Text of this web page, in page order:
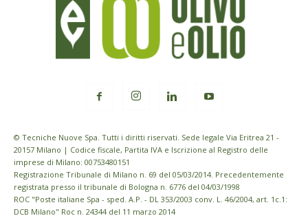
© Tecniche Nuove Spa. Tutti i diritti riservati. Sede legale Via Eritrea 21 -
20157 Milano | Codice fiscale, Partita IVA e Iscrizione al Registro delle
imprese di Milano: 00753480151
Registrazione Tribunale di Milano n. 69 del 05/03/2014. Precedentemente
registrata presso il tribunale di Bologna n. 6776 del 04/03/1998
ROC "Poste italiane Spa - sped. A.P. - DL 353/2003 conv. L. 46/2004, art. 1c.1:
DCB Milano" Roc n. 24344 del 11 marzo 2014